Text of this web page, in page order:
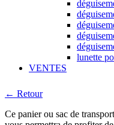
lunette
VENTES
← Retour
Ce panier ou sac de